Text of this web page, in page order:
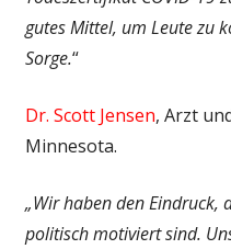
gutes Mittel, um Leute zu
Sorge.“
Dr. Scott Jensen, Arzt
Minnesota.
„Wir haben den Eindruck,
politisch motiviert sind.